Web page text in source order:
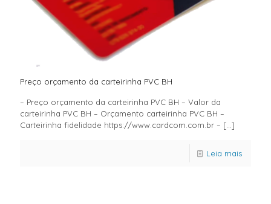
Preço orçamento da carteirinha PVC BH
– Preço orçamento da carteirinha PVC BH – Valor da
carteirinha PVC BH – Orçamento carteirinha PVC BH –
Carteirinha fidelidade https://www.cardcom.com.br – […]
Leia mais